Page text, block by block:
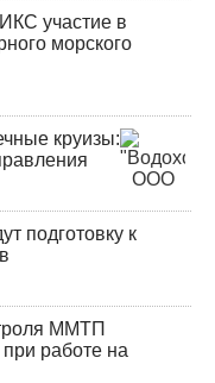
участие в
морского
круизы:
подготовку к
ММТП
работе на